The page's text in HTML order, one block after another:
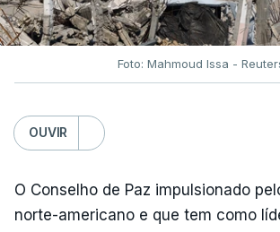
Foto: Mahmoud Issa -
OUVIR
O Conselho de Paz impulsionado
norte-americano e que tem como